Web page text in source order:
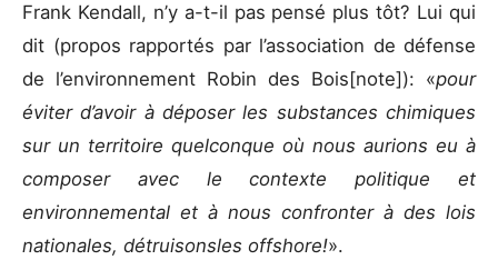
Frank Kendall, n’y a-t-il pas pensé plus tôt? Lui qui
dit (propos rapportés par l’association de défense
de l’environnement Robin des Bois[note]): «pour
éviter d’avoir à déposer les substances chimiques
sur un territoire quelconque où nous aurions eu à
composer avec le contexte politique et
environnemental et à nous confronter à des lois
nationales, détruisonsles offshore!».